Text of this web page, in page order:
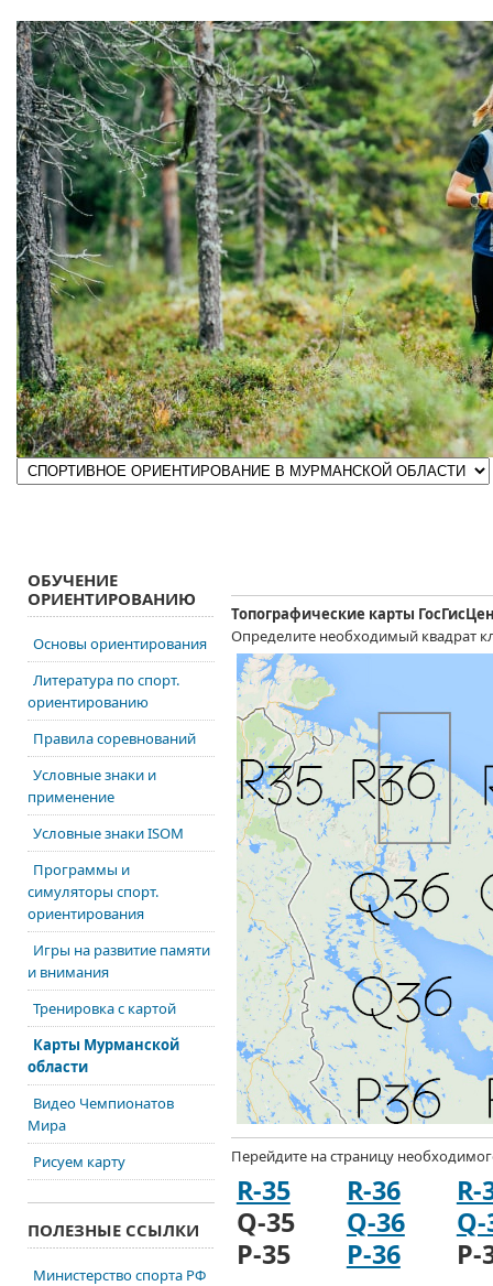
Топографические карты
Определите необходимый квадрат
Перейдите на страницу
R-35
Q-35
P-35
R-36
Q-36
P-36
R-
Q-
P-
ОБУЧЕНИЕ
ОРИЕНТИРОВАНИЮ
Основы ориентирования
Литература по спорт.
ориентированию
Правила соревнований
Условные знаки и
применение
Условные знаки ISOM
Программы и
симуляторы спорт.
ориентирования
Игры на развитие памяти
и внимания
Тренировка с картой
Карты Мурманской
области
Видео Чемпионатов
Мира
Рисуем карту
ПОЛЕЗНЫЕ ССЫЛКИ
Министерство спорта РФ